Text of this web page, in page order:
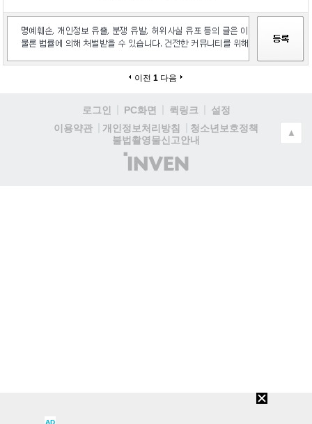
이전 1 다음
로그인 PC화면 퀵링크
설정
이용약관
개인정보처리방침
청소년보호정책
불법촬영물신고안내
(주)
인
▲
AD